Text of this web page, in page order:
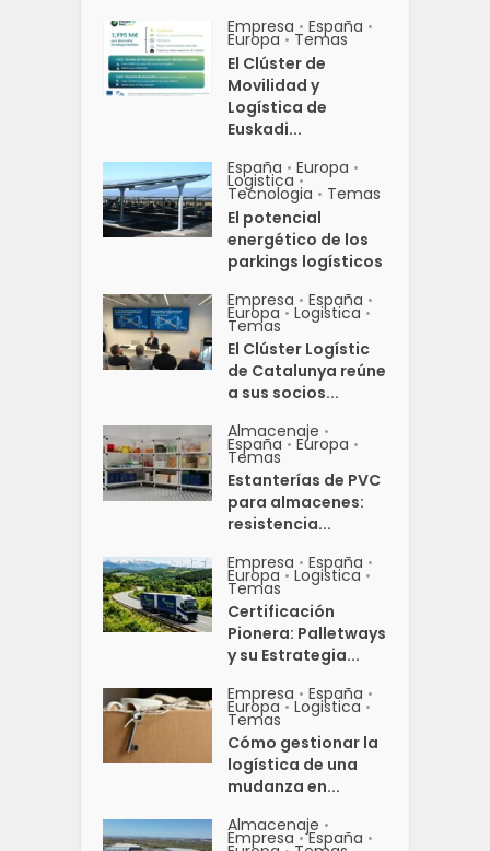
Empresa • España •
Europa • Temas
El Clúster de
Movilidad y
Logística de
Euskadi...
España • Europa •
Logistica •
Tecnologia • Temas
El potencial
energético de los
parkings logísticos
Empresa • España •
Europa • Logistica •
Temas
El Clúster Logístic
de Catalunya reúne
a sus socios...
Almacenaje •
España • Europa •
Temas
Estanterías de PVC
para almacenes:
resistencia...
Empresa • España •
Europa • Logistica •
Temas
Certificación
Pionera: Palletways
y su Estrategia...
Empresa • España •
Europa • Logistica •
Temas
Cómo gestionar la
logística de una
mudanza en...
Almacenaje •
Empresa • España •